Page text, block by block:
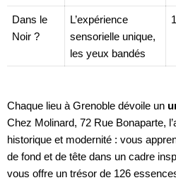
Dans le
Noir ?
L’expérience
sensorielle unique,
les yeux bandés
Chaque lieu à Grenoble dévoile un
Chez Molinard, 72 Rue Bonaparte,
historique et modernité : vous
de fond et de tête dans un cadre
vous offre un trésor de 126